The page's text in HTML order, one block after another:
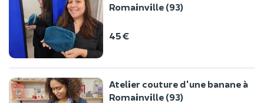
Romainville (93)
45 €
Atelier couture d'une banane à
Romainville (93)